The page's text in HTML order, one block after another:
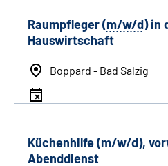
Raumpfleger (m/w/d) in
Hauswirtschaft
Boppard - Bad Salzig
Küchenhilfe (m/w/d),
Abenddienst